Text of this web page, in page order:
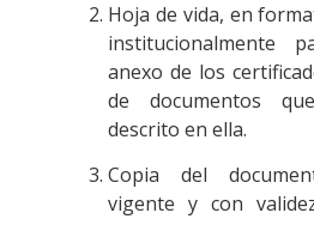
Hoja de vida, en
institucionalmente
anexo de los
de documentos
descrito en ella.
Copia del
vigente y con